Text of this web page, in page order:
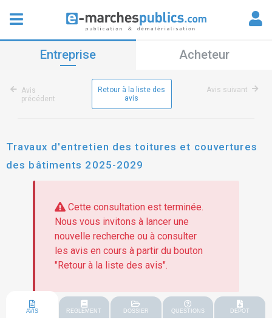
Entreprise Acheteur
Avis
précédent
Retour à la liste des
avis
Avis suivant
Travaux d'entretien des toitures et couvertures
des bâtiments 2025-2029
Cette consultation est terminée.
Nous vous invitons à lancer une
nouvelle recherche ou à consulter
les avis en cours à partir du bouton
"Retour à la liste des avis".
AVIS REGLEMENT DOSSIER QUESTIONS DEPOT